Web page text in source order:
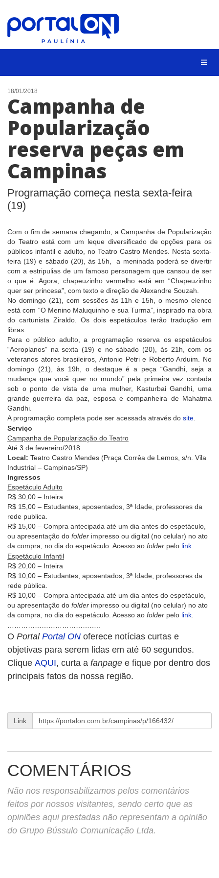
CIDADES
EVENTOS
EMPREGO
ANIVERSÁRIO DAS CIDADES
ANUNCIE
CONTATO
18/01/2018
Campanha de
Popularização
reserva peças em
Campinas
Programação começa nesta sexta-feira
(19)
Com o fim de semana chegando, a Campanha de Popularização
do Teatro está com um leque diversificado de opções para os
públicos infantil e adulto, no Teatro Castro Mendes. Nesta sexta-
feira (19) e sábado (20), às 15h, a meninada poderá se divertir
com a estripulias de um famoso personagem que cansou de ser
o que é. Agora, chapeuzinho vermelho está em “Chapeuzinho
quer ser princesa”, com texto e direção de Alexandre Souzah.
No domingo (21), com sessões às 11h e 15h, o mesmo elenco
está com “O Menino Maluquinho e sua Turma”, inspirado na obra
do cartunista Ziraldo. Os dois espetáculos terão tradução em
libras.
Para o público adulto, a programação reserva os espetáculos
“Aeroplanos” na sexta (19) e no sábado (20), às 21h, com os
veteranos atores brasileiros, Antonio Petri e Roberto Arduim. No
domingo (21), às 19h, o destaque é a peça “Gandhi, seja a
mudança que você quer no mundo” pela primeira vez contada
sob o ponto de vista de uma mulher, Kasturbai Gandhi, uma
grande guerreira da paz, esposa e companheira de Mahatma
Gandhi.
A programação completa pode ser acessada através do site
Serviço
Campanha de Popularização do Teatro
Até 3 de fevereiro/2018.
Local: Teatro Castro Mendes (Praça Corrêa de Lemos, s/n. Vila
Industrial – Campinas/SP)
Ingressos
Espetáculo Adulto
R$ 30,00 – Inteira
R$ 15,00 – Estudantes, aposentados, 3ª Idade, professores da
rede publica.
R$ 15,00 – Compra antecipada até um dia antes do espetáculo,
ou apresentação do folder impresso ou digital (no celular) no ato
da compra, no dia do espetáculo. Acesso ao folder pelo link
Espetáculo Infantil
R$ 20,00 – Inteira
R$ 10,00 – Estudantes, aposentados, 3ª Idade, professores da
rede pública.
R$ 10,00 – Compra antecipada até um dia antes do espetáculo,
ou apresentação do folder impresso ou digital (no celular) no ato
da compra, no dia do espetáculo. Acesso ao folder pelo link
O Portal Portal ON oferece notícias curtas e
objetivas para serem lidas em até 60 segundos.
Clique AQUI, curta a fanpage e fique por dentro dos
principais fatos da nossa região.
Link
COMENTÁRIOS
Não nos responsabilizamos pelos comentários
feitos por nossos visitantes, sendo certo que as
opiniões aqui prestadas não representam a opinião
do Grupo Bússulo Comunicação Ltda.